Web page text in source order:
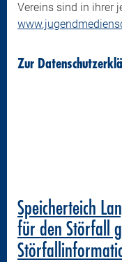
Vereins sind in ihrer
Zur
Speicherteich
für den Störfall